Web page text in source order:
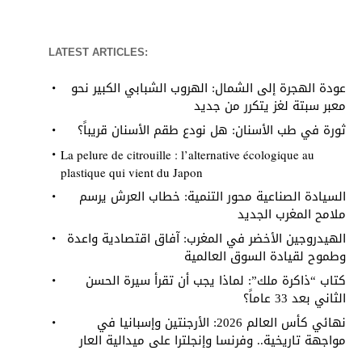
LATEST ARTICLES:
عودة الهجرة إلى الشمال: الهروب الشبابي الكبير نحو
معبر سبتة لغز يتكرر من جديد
ثورة في طب الأسنان: هل نودع طقم الأسنان قريباً؟
La pelure de citrouille : l’alternative écologique au
plastique qui vient du Japon
السيادة الصناعية محور التنمية: خطاب العرش يرسم
ملامح المغرب الجديد
الهيدروجين الأخضر في المغرب: آفاق اقتصادية واعدة
وطموح لقيادة السوق العالمية
كتاب “ذاكرة ملك”: لماذا يجب أن تقرأ سيرة الحسن
الثاني بعد 33 عاماً؟
نهائي كأس العالم 2026: الأرجنتين وإسبانيا في
مواجهة تاريخية.. وفرنسا وإنجلترا على ميدالية العار